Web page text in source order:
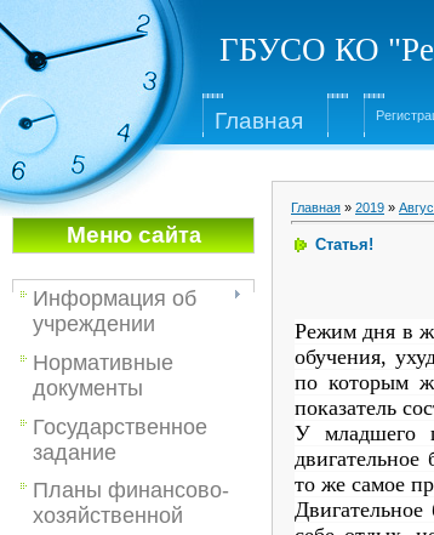
ГБУСО КО
Главная
Меню сайта
Информация об
учреждении
Нормативные
документы
Государственное
задание
Планы финансово-
хозяйственной
Главная » 2019 »
Статья!
Режим дня в
обучения,
по которым
показатель
У младшего
то же самое